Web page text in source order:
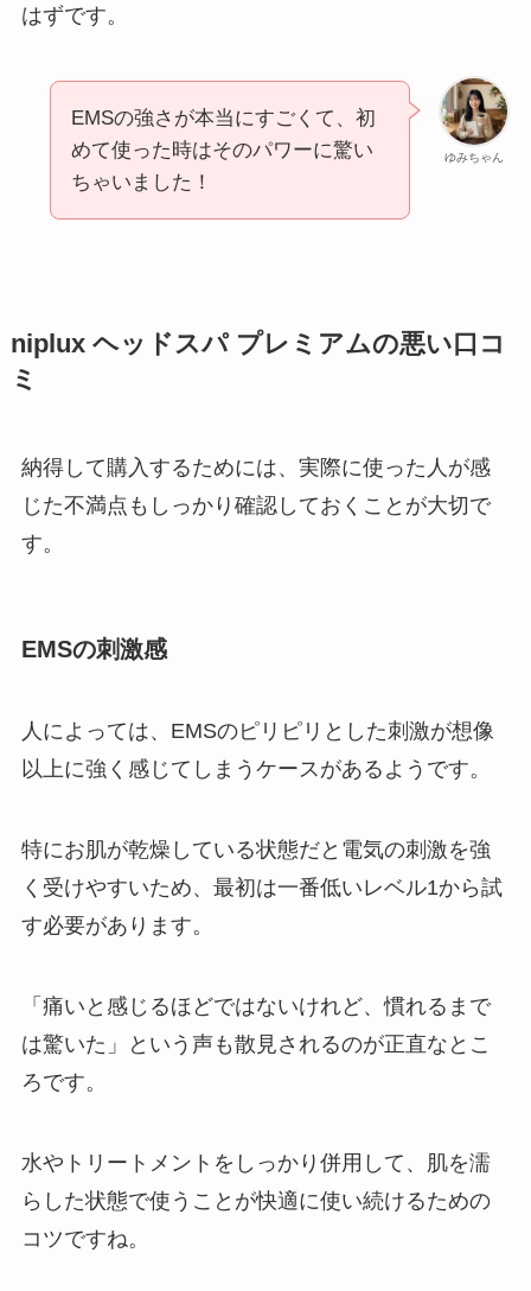
はずです。
ゆみちゃん
EMSの強さが本当にすごくて、初
めて使った時はそのパワーに驚い
ちゃいました！
niplux ヘッドスパ プレミアムの悪い口コ
ミ
納得して購入するためには、実際に使った人が感
じた不満点もしっかり確認しておくことが大切で
す。
EMSの刺激感
人によっては、EMSのピリピリとした刺激が想像
以上に強く感じてしまうケースがあるようです。
特にお肌が乾燥している状態だと電気の刺激を強
く受けやすいため、最初は一番低いレベル1から試
す必要があります。
「痛いと感じるほどではないけれど、慣れるまで
は驚いた」という声も散見されるのが正直なとこ
ろです。
水やトリートメントをしっかり併用して、肌を濡
らした状態で使うことが快適に使い続けるための
コツですね。